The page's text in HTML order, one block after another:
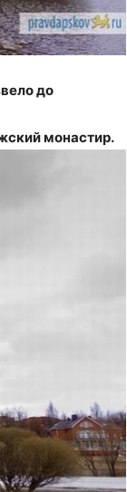
до
монастир.